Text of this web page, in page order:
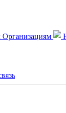
Организациям